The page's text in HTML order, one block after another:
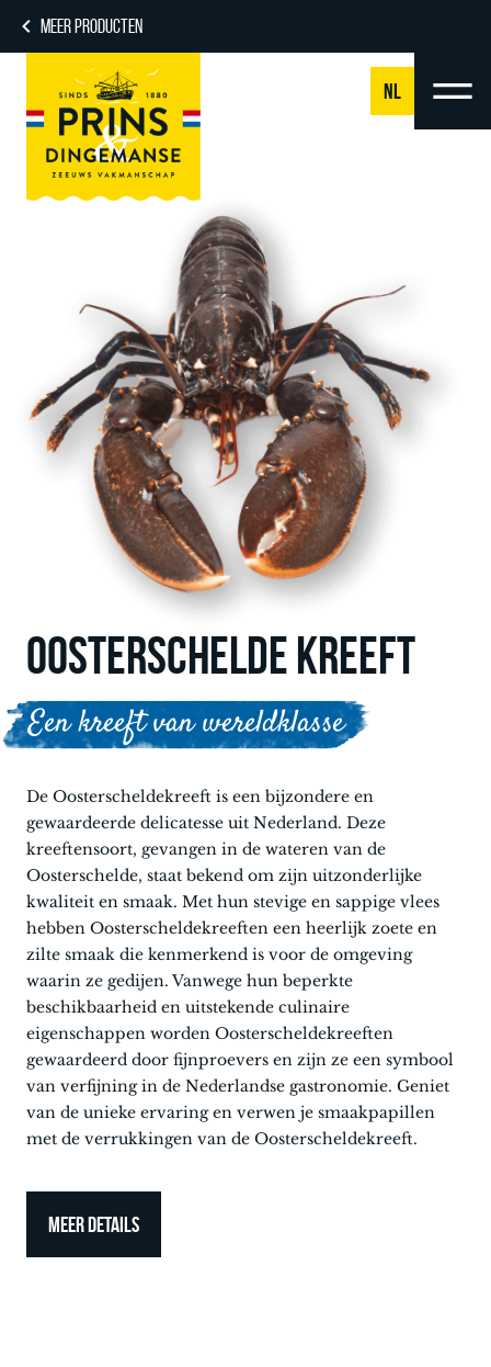
MEER PRODUCTEN
NL
OOSTERSCHELDE KREEFT
Een kreeft van wereldklasse
De Oosterscheldekreeft is een bijzondere en
gewaardeerde delicatesse uit Nederland. Deze
kreeftensoort, gevangen in de wateren van de
Oosterschelde, staat bekend om zijn uitzonderlijke
kwaliteit en smaak. Met hun stevige en sappige vlees
hebben Oosterscheldekreeften een heerlijk zoete en
zilte smaak die kenmerkend is voor de omgeving
waarin ze gedijen. Vanwege hun beperkte
beschikbaarheid en uitstekende culinaire
eigenschappen worden Oosterscheldekreeften
gewaardeerd door fijnproevers en zijn ze een symbool
van verfijning in de Nederlandse gastronomie. Geniet
van de unieke ervaring en verwen je smaakpapillen
met de verrukkingen van de Oosterscheldekreeft.
MEER DETAILS